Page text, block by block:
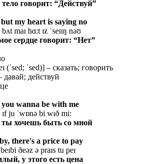
говорит: “Действуй”
my heart is saying no
maɪ hɑ:t ɪz ˈseɪɪŋ nəʊ
сердце говорит: “Нет”
(ˈsed; ˈsed)] – сказать; говорить
давай; действуй
wanna be with me
ɪf ju ˈwɒnə bi wɪð mi:
хочешь быть со мной
there's a price to pay
ðeəz ə praɪs tu peɪ
, у этого есть цена